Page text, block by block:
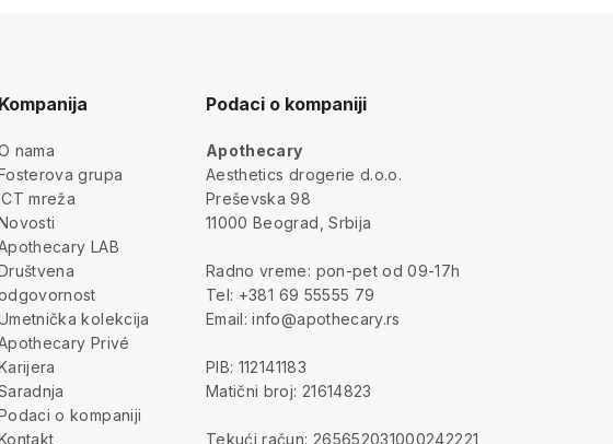
Kompanija
nama
grupa
mreža
LAB
kolekcija
Privé
o kompaniji
Podaci o kompaniji
Apothecary
Aesthetics drogerie d.o.o.
Preševska 98
11000 Beograd, Srbija
Radno vreme: pon-pet od 09-17h
Tel: +381 69 55555 79
Email: info@apothecary.rs
PIB: 112141183
Matični broj: 21614823
Tekući račun: 265652031000242221